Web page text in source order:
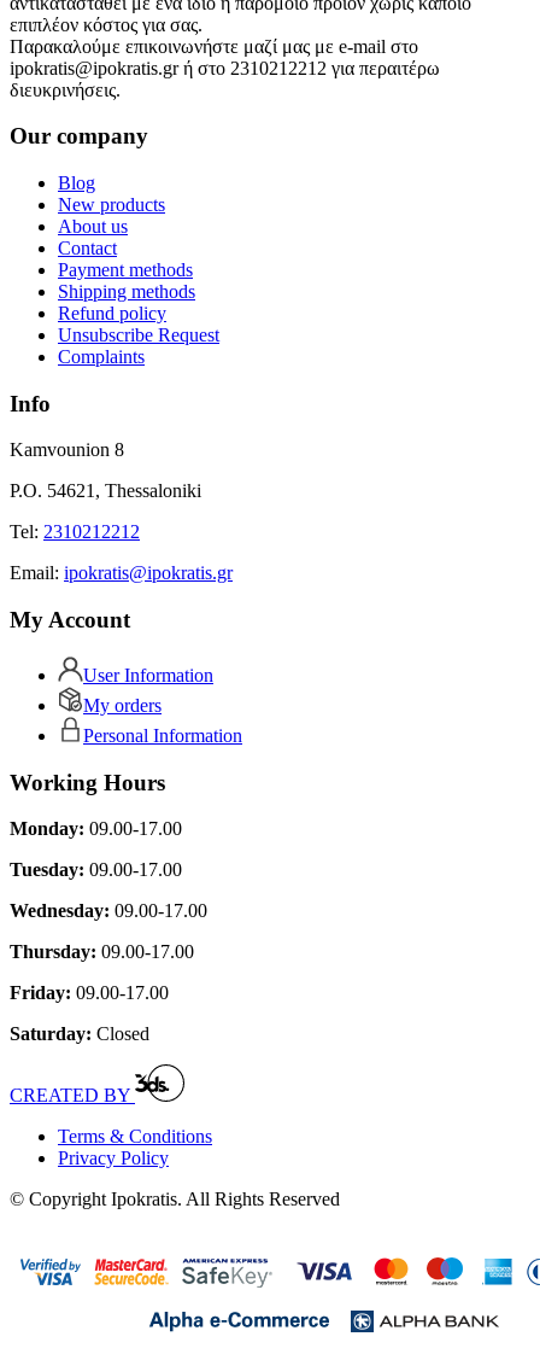
επιπλέον κόστος για σας.
Παρακαλούμε επικοινωνήστε μαζί μας με e-mail στο
ipokratis@ipokratis.gr ή στο 2310212212 για περαιτέρω
διευκρινήσεις.
Our company
Blog
New products
About us
Contact
Payment methods
Shipping methods
Refund policy
Unsubscribe Request
Complaints
Info
Kamvounion 8
P.O. 54621, Thessaloniki
Tel: 2310212212
Εmail: ipokratis@ipokratis.gr
My Account
User Information
My orders
Personal Information
Working Hours
Monday: 09.00-17.00
Tuesday: 09.00-17.00
Wednesday: 09.00-17.00
Thursday: 09.00-17.00
Friday: 09.00-17.00
Saturday: Closed
CREATED BY
Terms & Conditions
Privacy Policy
© Copyright Ipokratis. All Rights Reserved